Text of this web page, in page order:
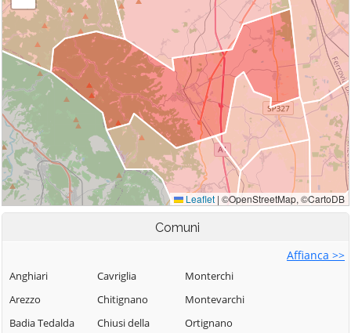
Comuni
Affianca >>
Anghiari
Arezzo
Badia Tedalda
Cavriglia
Chitignano
Chiusi della
Monterchi
Montevarchi
Ortignano